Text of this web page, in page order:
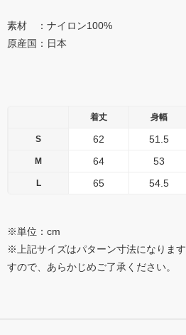
素材 ：ナイロン100%
原産国：日本
着丈 身幅
S 62 51.5
M 64 53
L 65 54.5
※単位：cm
※上記サイズはパターン寸法になりま
すので、あらかじめご了承ください。